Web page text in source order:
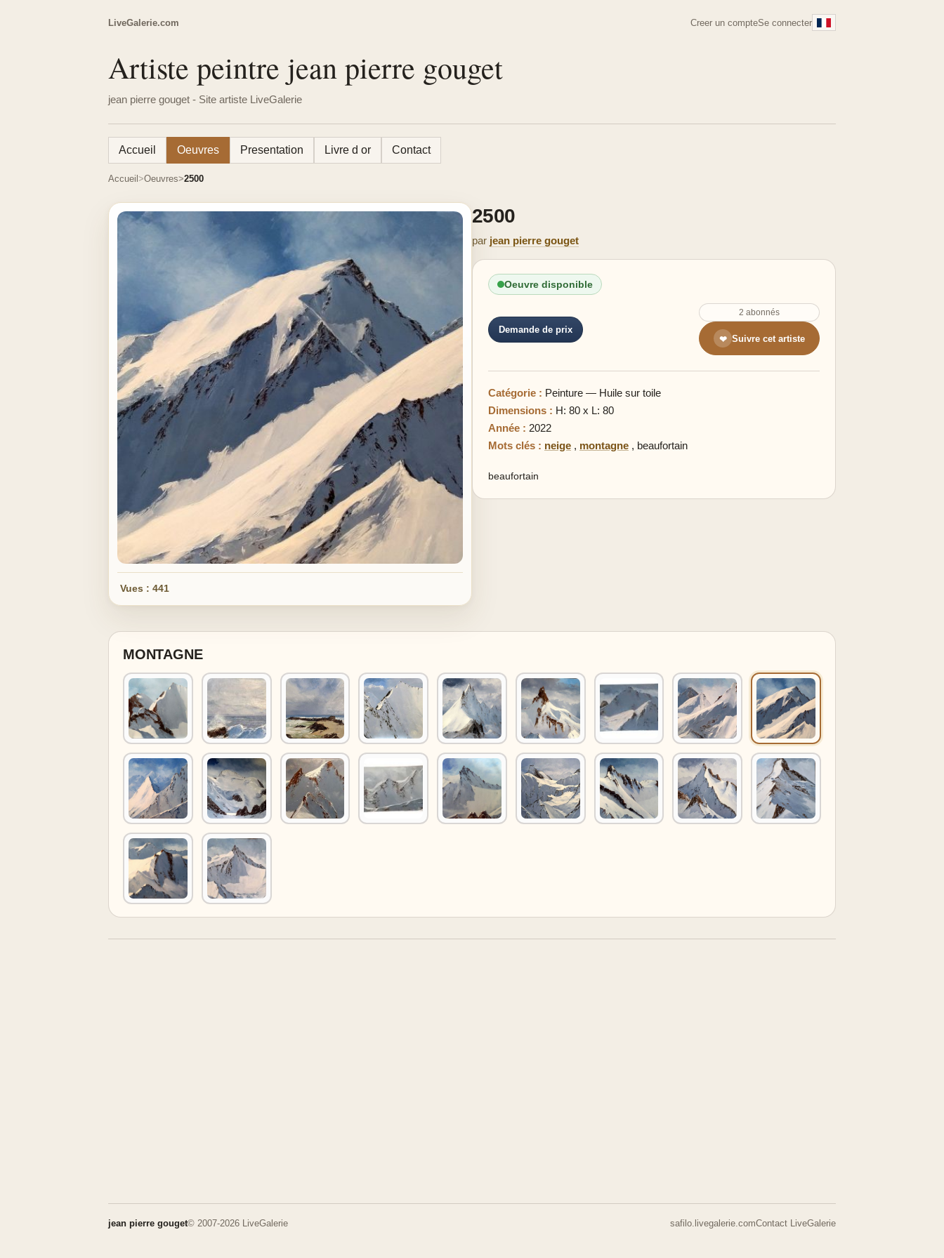
LiveGalerie.com Creer un compteSe connecter
Artiste peintre jean pierre gouget
jean pierre gouget - Site artiste LiveGalerie
Accueil Oeuvres Presentation Livre d or Contact
Accueil Oeuvres 2500
Vues : 441
2500
par jean pierre gouget
Oeuvre disponible
Demande de prix
2 abonnés
❤ Suivre cet artiste
Catégorie : Peinture — Huile sur toile
Dimensions : H: 80 x L: 80
Année : 2022
Mots clés : neige , montagne , beaufortain
beaufortain
MONTAGNE
jean pierre gouget© 2007-2026 LiveGalerie safilo.livegalerie.comContact LiveGalerie